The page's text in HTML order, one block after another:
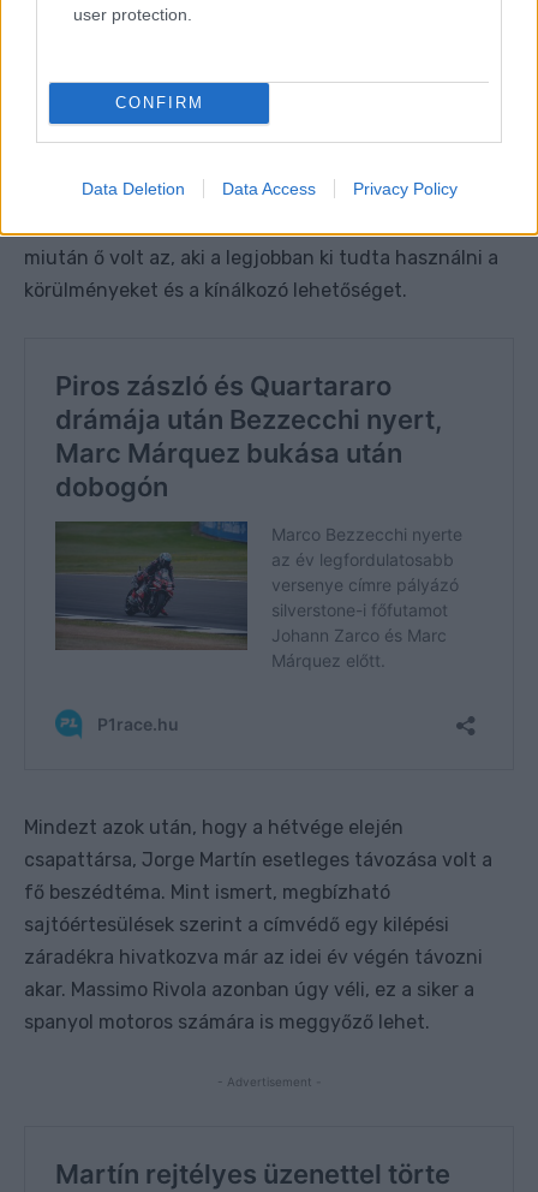
user protection.
CONFIRM
Data Deletion Data Access Privacy Policy